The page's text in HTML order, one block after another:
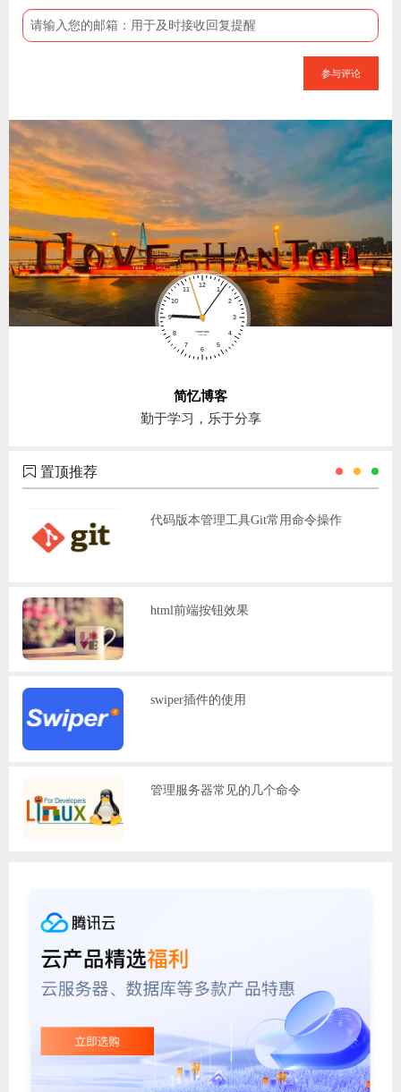
参与评论
简忆博客
勤于学习，乐于分享
置顶推荐
代码版本管理工具Git常用命令操作
html前端按钮效果
swiper插件的使用
管理服务器常见的几个命令